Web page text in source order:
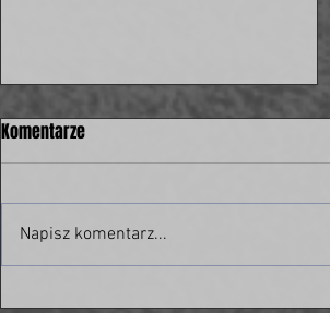
Były piłkarz świdnickiej Polonii w
Komentarze
Napisz komentarz...